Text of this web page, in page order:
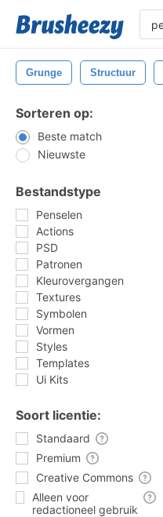
Grunge Structuur
Sorteren op:
Beste match
Nieuwste
Bestandstype
Penselen
Actions
PSD
Patronen
Kleurovergangen
Textures
Symbolen
Vormen
Styles
Templates
Ui Kits
Soort licentie:
Standaard
Premium
Creative Commons
Alleen voor
redactioneel gebruik